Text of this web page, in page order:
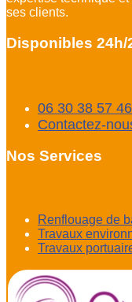
ses clients.
Disponibles 24h/
06 30 38 57 46
Contactez-
Nos Services
Renflouage de
Travaux
Travaux